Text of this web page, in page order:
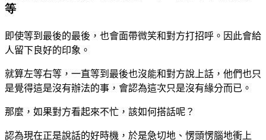
等
即使等到最後的最後，也會面帶微笑和對方打招呼。因此會給
人留下良好的印象。
就算左等右等，一直等到最後也沒能和對方說上話 ，他們也只
是覺得這是沒有辦法的事，會認為這次只是沒有緣分而已。
那麼，如果對方看起來不忙，該如何搭話呢？
認為現在正是說話的好時機，於是急切地、愣頭愣腦地衝 上